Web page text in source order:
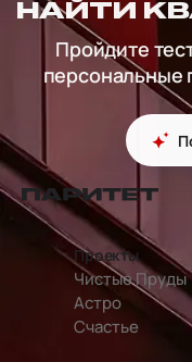
НАЙТИ
Пройдите
персональные
перейти на главную
Проекты
Чистые Пруды
Астро
Счастье